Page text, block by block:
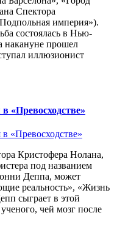
Спектора
империя»).
состоялась в Нью-
накануне прошел
иллюзионист
«Превосходстве»
Кристофера Нолана,
под названием
Деппа, может
реальность», «Жизнь
сыграет в этой
чей мозг после